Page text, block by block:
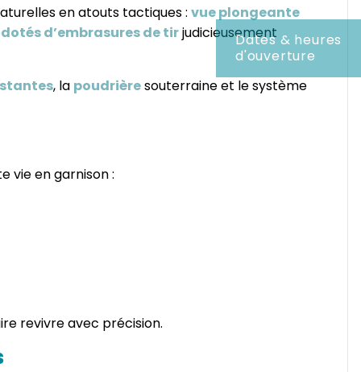
en atouts tactiques : vue plongeante
d’embrasures de tirjudicieusement
, la poudrièresouterraine et le système
vie en garnison :
revivre avec précision.
Dates & heures
d'ouverture